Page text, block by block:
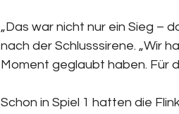
„Das war nicht nur ein Sieg –
nach der Schlusssirene. „Wir
Moment geglaubt haben. Für
Schon in Spiel 1 hatten die